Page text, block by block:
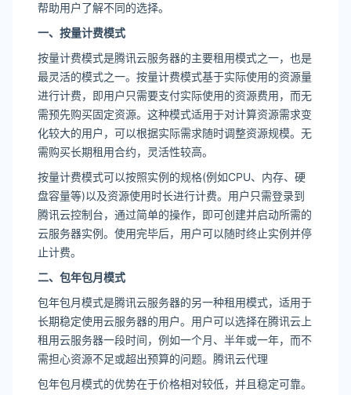
帮助用户了解不同的选择。
一、按量计费模式
按量计费模式是腾讯云服务器的主要租用模式之一，也是
最灵活的模式之一。按量计费模式基于实际使用的资源量
进行计费，即用户只需要支付实际使用的资源费用，而无
需预先购买固定资源。这种模式适用于对计算资源需求变
化较大的用户，可以根据实际需求随时调整资源规模。无
需购买长期租用合约，灵活性较高。
按量计费模式可以按照实例的规格(例如CPU、内存、硬
盘容量等)以及资源使用时长进行计费。用户只需登录到
腾讯云控制台，通过简单的操作，即可创建并启动所需的
云服务器实例。使用完毕后，用户可以随时终止实例并停
止计费。
二、包年包月模式
包年包月模式是腾讯云服务器的另一种租用模式，适用于
长期稳定使用云服务器的用户。用户可以选择在腾讯云上
租用云服务器一段时间，例如一个月、半年或一年，而不
需担心资源不足或超出预算的问题。腾讯云代理
包年包月模式的优势在于价格相对较低，并且稳定可靠。